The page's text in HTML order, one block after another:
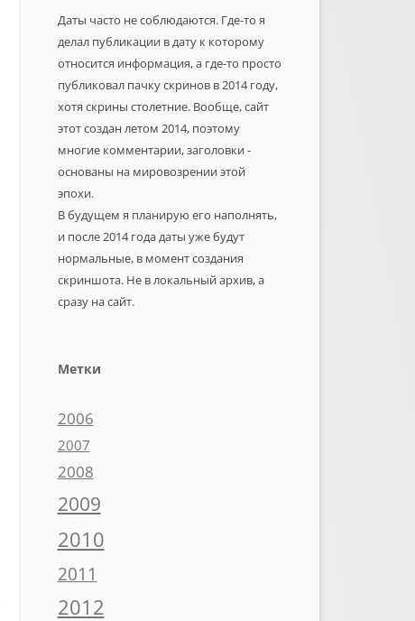
Даты часто не соблюдаются. Где-то я
делал публикации в дату к которому
относится информация, а где-то просто
публиковал пачку скринов в 2014 году,
хотя скрины столетние. Вообще, сайт
этот создан летом 2014, поэтому
многие комментарии, заголовки -
основаны на мировозрении этой
эпохи.
В будущем я планирую его наполнять,
и после 2014 года даты уже будут
нормальные, в момент создания
скриншота. Не в локальный архив, а
сразу на сайт.
Метки
2006
2007
2008
2009
2010
2011
2012